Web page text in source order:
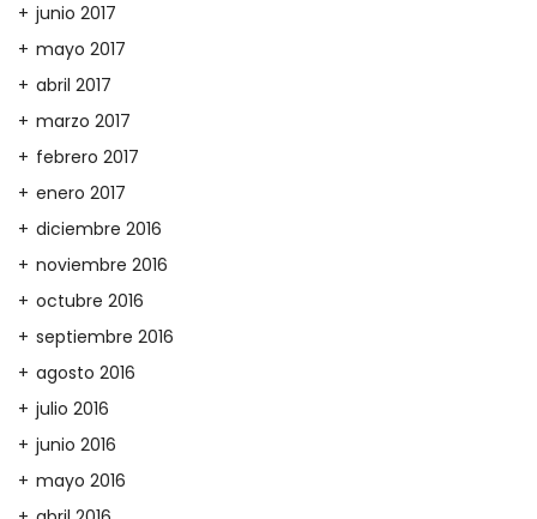
junio 2017
mayo 2017
abril 2017
marzo 2017
febrero 2017
enero 2017
diciembre 2016
noviembre 2016
octubre 2016
septiembre 2016
agosto 2016
julio 2016
junio 2016
mayo 2016